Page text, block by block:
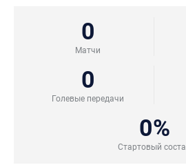
0
Матчи
0
Голевые передачи
0%
Стартовый